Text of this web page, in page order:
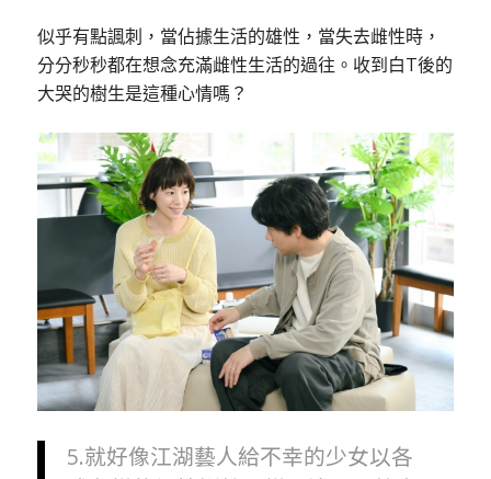
似乎有點諷刺，當佔據生活的雄性，當失去雌性時，
分分秒秒都在想念充滿雌性生活的過往。收到白T後的
大哭的樹生是這種心情嗎？
5.就好像江湖藝人給不幸的少女以各